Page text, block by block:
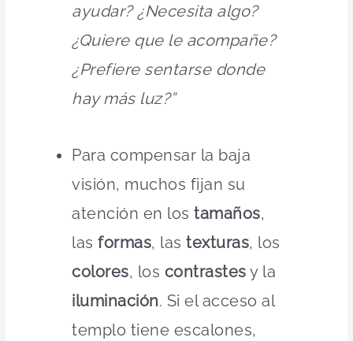
ayudar? ¿Necesita algo?
¿Quiere que le acompañe?
¿Prefiere sentarse donde
hay más luz?”
Para compensar la baja
visión, muchos fijan su
atención en lostamaños,
lasformas, lastexturas, los
colores, los contrastes y la
iluminación. Si el acceso al
templo tiene escalones,